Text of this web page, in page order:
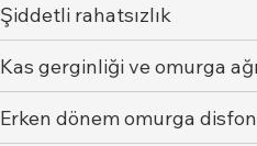
Şiddetli rahatsızlık
Kas gerginliği ve omurga
Erken dönem omurga